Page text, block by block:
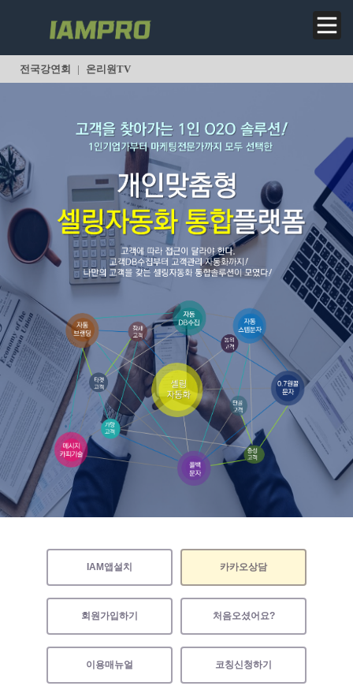
전국강연회 | 온리원TV
IAM앱설치 카카오상담
회원가입하기 처음오셨어요?
이용매뉴얼 코칭신청하기